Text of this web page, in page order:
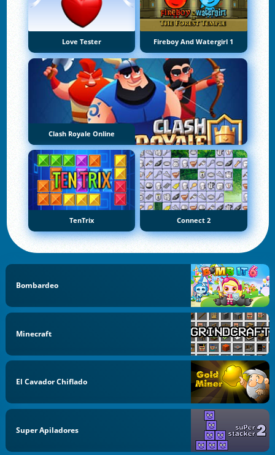
Love Tester Fireboy And Watergirl 1
Clash Royale Online
TenTrix Connect 2
Bombardeo
Minecraft
El Cavador Chiflado
Super Apiladores